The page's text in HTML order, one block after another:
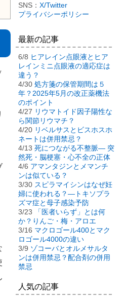
SNS： X/Twitter
プライバシーポリシー
最新の記事
6/8 ヒアレイン点眼液とヒア
レインミニ点眼液の適応症は
違う？
4/30 処方箋の保管期間は５
年？2025年5月の改正薬機法
のポイント
4/27 リウマトイド因子陽性な
ら関節リウマチ？
4/20 リベルサスとビスホスホ
ネートは併用禁忌？
4/13 死につながる不整脈― 突
然死・脳梗塞・心不全の正体
4/6 アマンタジンとメマンチ
ンは似ている？
3/30 スピラマイシンはなぜ妊
婦に使われる？―トキソプラ
ズマ症と母子感染予防
3/23
「医者いらず」とは何
か？りんご・梅・アロエ
3/16 マクロゴール400とマク
ロゴール4000の違い
3/9 ゾコーバとオルメサルタ
ンは併用禁忌？配合剤の併用
禁忌
人気の記事